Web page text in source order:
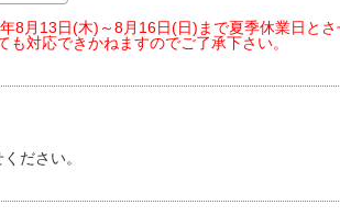
8月13日(木)～8月16日(日)まで夏季休業日とさ
対応できかねますのでご了承下さい。
ださい。